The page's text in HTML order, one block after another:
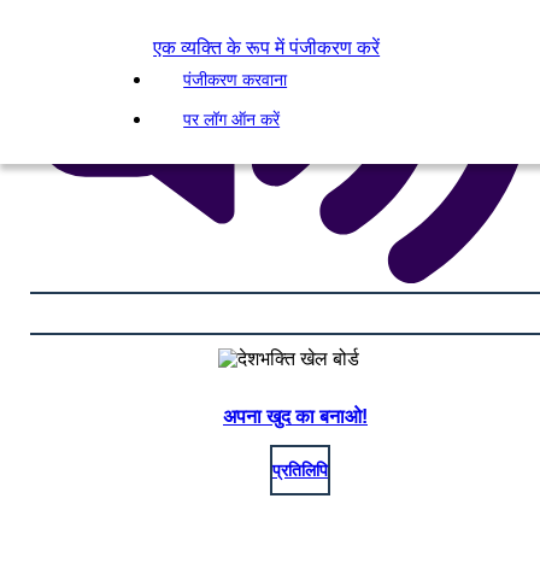
एक व्यक्ति के रूप में पंजीकरण करें
पंजीकरण करवाना
पर लॉग ऑन करें
अपना खुद का बनाओ!
प्रतिलिपि